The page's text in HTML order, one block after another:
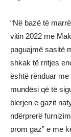
“Në bazë të
vitin 2022 me
paguajmë sasitë
shkak të rritjes
është rënduar
mundësi që të
blerjen e gazit
ndërprerë
prom gaz” e me